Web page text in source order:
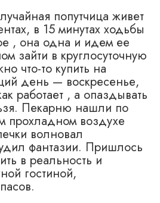
попутчица живет
в 15 минутах ходьбы
, она одна и идем ее
зайти в круглосуточную
что-то купить на
день — воскресенье,
работает , а опаздывать
Пекарню нашли по
прохладном воздухе
волновал
фантазии. Пришлось
в реальность и
гостиной,